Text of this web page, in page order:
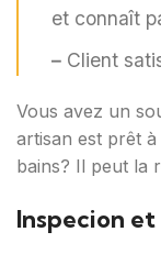
et connaît
– Client
Vous avez un
artisan est prêt
bains? Il peut la
Inspecion